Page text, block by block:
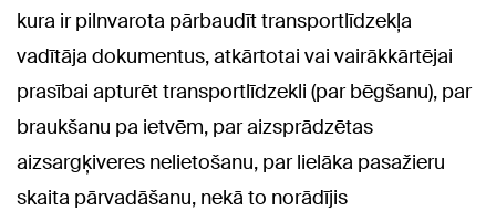
kura ir pilnvarota pārbaudīt transportlīdzekļa
vadītāja dokumentus, atkārtotai vai vairākkārtējai
prasībai apturēt transportlīdzekli (par bēgšanu), par
braukšanu pa ietvēm, par aizsprādzētas
aizsargķiveres nelietošanu, par lielāka pasažieru
skaita pārvadāšanu, nekā to norādījis